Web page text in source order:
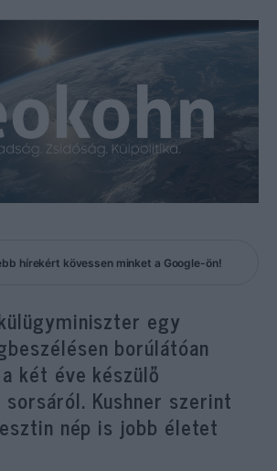
hírekért kövessen minket a Google-ön!
egy
borúlátóan
két éve készülő
Kushner szerint
nép is jobb életet